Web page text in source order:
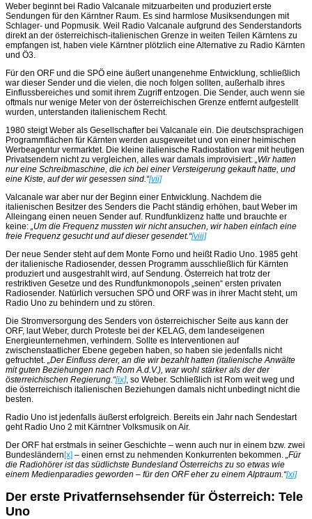
Weber beginnt bei Radio Valcanale mitzuarbeiten und produziert erste
Sendungen für den Kärntner Raum. Es sind harmlose Musiksendungen mit
Schlager- und Popmusik. Weil Radio Valcanale aufgrund des Senderstandorts
direkt an der österreichisch-italienischen Grenze in weiten Teilen Kärntens zu
empfangen ist, haben viele Kärntner plötzlich eine Alternative zu Radio Kärnten
und Ö3.
Für den ORF und die SPÖ eine äußert unangenehme Entwicklung, schließlich
war dieser Sender und die vielen, die noch folgen sollten, außerhalb ihres
Einflussbereiches und somit ihrem Zugriff entzogen. Die Sender, auch wenn sie
oftmals nur wenige Meter von der österreichischen Grenze entfernt aufgestellt
wurden, unterstanden italienischem Recht.
1980 steigt Weber als Gesellschafter bei Valcanale ein. Die deutschsprachigen
Programmflächen für Kärnten werden ausgeweitet und von einer heimischen
Werbeagentur vermarktet. Die kleine italienische Radiostation war mit heutigen
Privatsendern nicht zu vergleichen, alles war damals improvisiert: „Wir hatten
nur eine Schreibmaschine, die ich bei einer Versteigerung gekauft hatte, und
eine Kiste, auf der wir gesessen sind.“[vii]
Valcanale war aber nur der Beginn einer Entwicklung. Nachdem die
italienischen Besitzer des Senders die Pacht ständig erhöhen, baut Weber im
Alleingang einen neuen Sender auf. Rundfunklizenz hatte und brauchte er
keine: „Um die Frequenz mussten wir nicht ansuchen, wir haben einfach eine
freie Frequenz gesucht und auf dieser gesendet.“[viii]
Der neue Sender steht auf dem Monte Forno und heißt Radio Uno. 1985 geht
der italienische Radiosender, dessen Programm ausschließlich für Kärnten
produziert und ausgestrahlt wird, auf Sendung. Österreich hat trotz der
restriktiven Gesetze und des Rundfunkmonopols „seinen“ ersten privaten
Radiosender. Natürlich versuchen SPÖ und ORF was in ihrer Macht steht, um
Radio Uno zu behindern und zu stören.
Die Stromversorgung des Senders von österreichischer Seite aus kann der
ORF, laut Weber, durch Proteste bei der KELAG, dem landeseigenen
Energieunternehmen, verhindern. Sollte es Interventionen auf
zwischenstaatlicher Ebene gegeben haben, so haben sie jedenfalls nicht
gefruchtet. „Der Einfluss derer, an die wir bezahlt hatten (italienische Anwälte
mit guten Beziehungen nach Rom A.d.V.), war wohl stärker als der der
österreichischen Regierung.“[ix], so Weber. Schließlich ist Rom weit weg und
die österreichisch italienischen Beziehungen damals nicht unbedingt nicht die
besten.
Radio Uno ist jedenfalls äußerst erfolgreich. Bereits ein Jahr nach Sendestart
geht Radio Uno 2 mit Kärntner Volksmusik on Air.
Der ORF hat erstmals in seiner Geschichte – wenn auch nur in einem bzw. zwei
Bundesländern[x] – einen ernst zu nehmenden Konkurrenten bekommen. „Für
die Radiohörer ist das südlichste Bundesland Österreichs zu so etwas wie
einem Medienparadies geworden – für den ORF eher zu einem Alptraum.“[xi]
Der erste Privatfernsehsender für Österreich: Tele
Uno